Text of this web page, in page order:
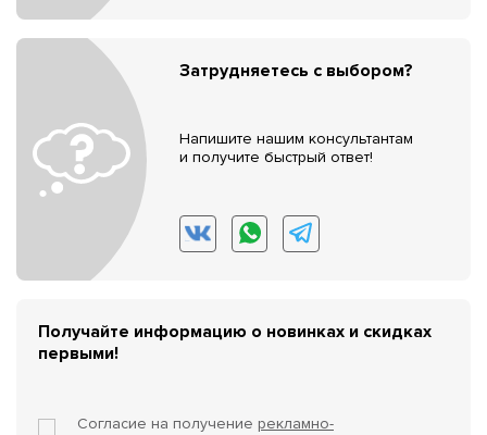
Затрудняетесь с выбором?
Напишите нашим консультантам
и получите быстрый ответ!
Получайте информацию о новинках и скидках
первыми!
Согласие на получение рекламно-